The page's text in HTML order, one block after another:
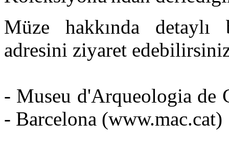
Müze hakkında
adresini ziyaret
- Museu d'Arqueologia de
- Barcelona (www.mac.cat)